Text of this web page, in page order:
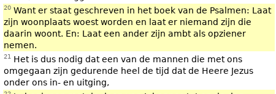
20 Want er staat geschreven in het boek van de Psalmen: Laat
zijn woonplaats woest worden en laat er niemand zijn die
daarin woont. En: Laat een ander zijn ambt als opziener
nemen.
21 Het is dus nodig dat een van de mannen die met ons
omgegaan zijn gedurende heel de tijd dat de Heere Jezus
onder ons in- en uitging,